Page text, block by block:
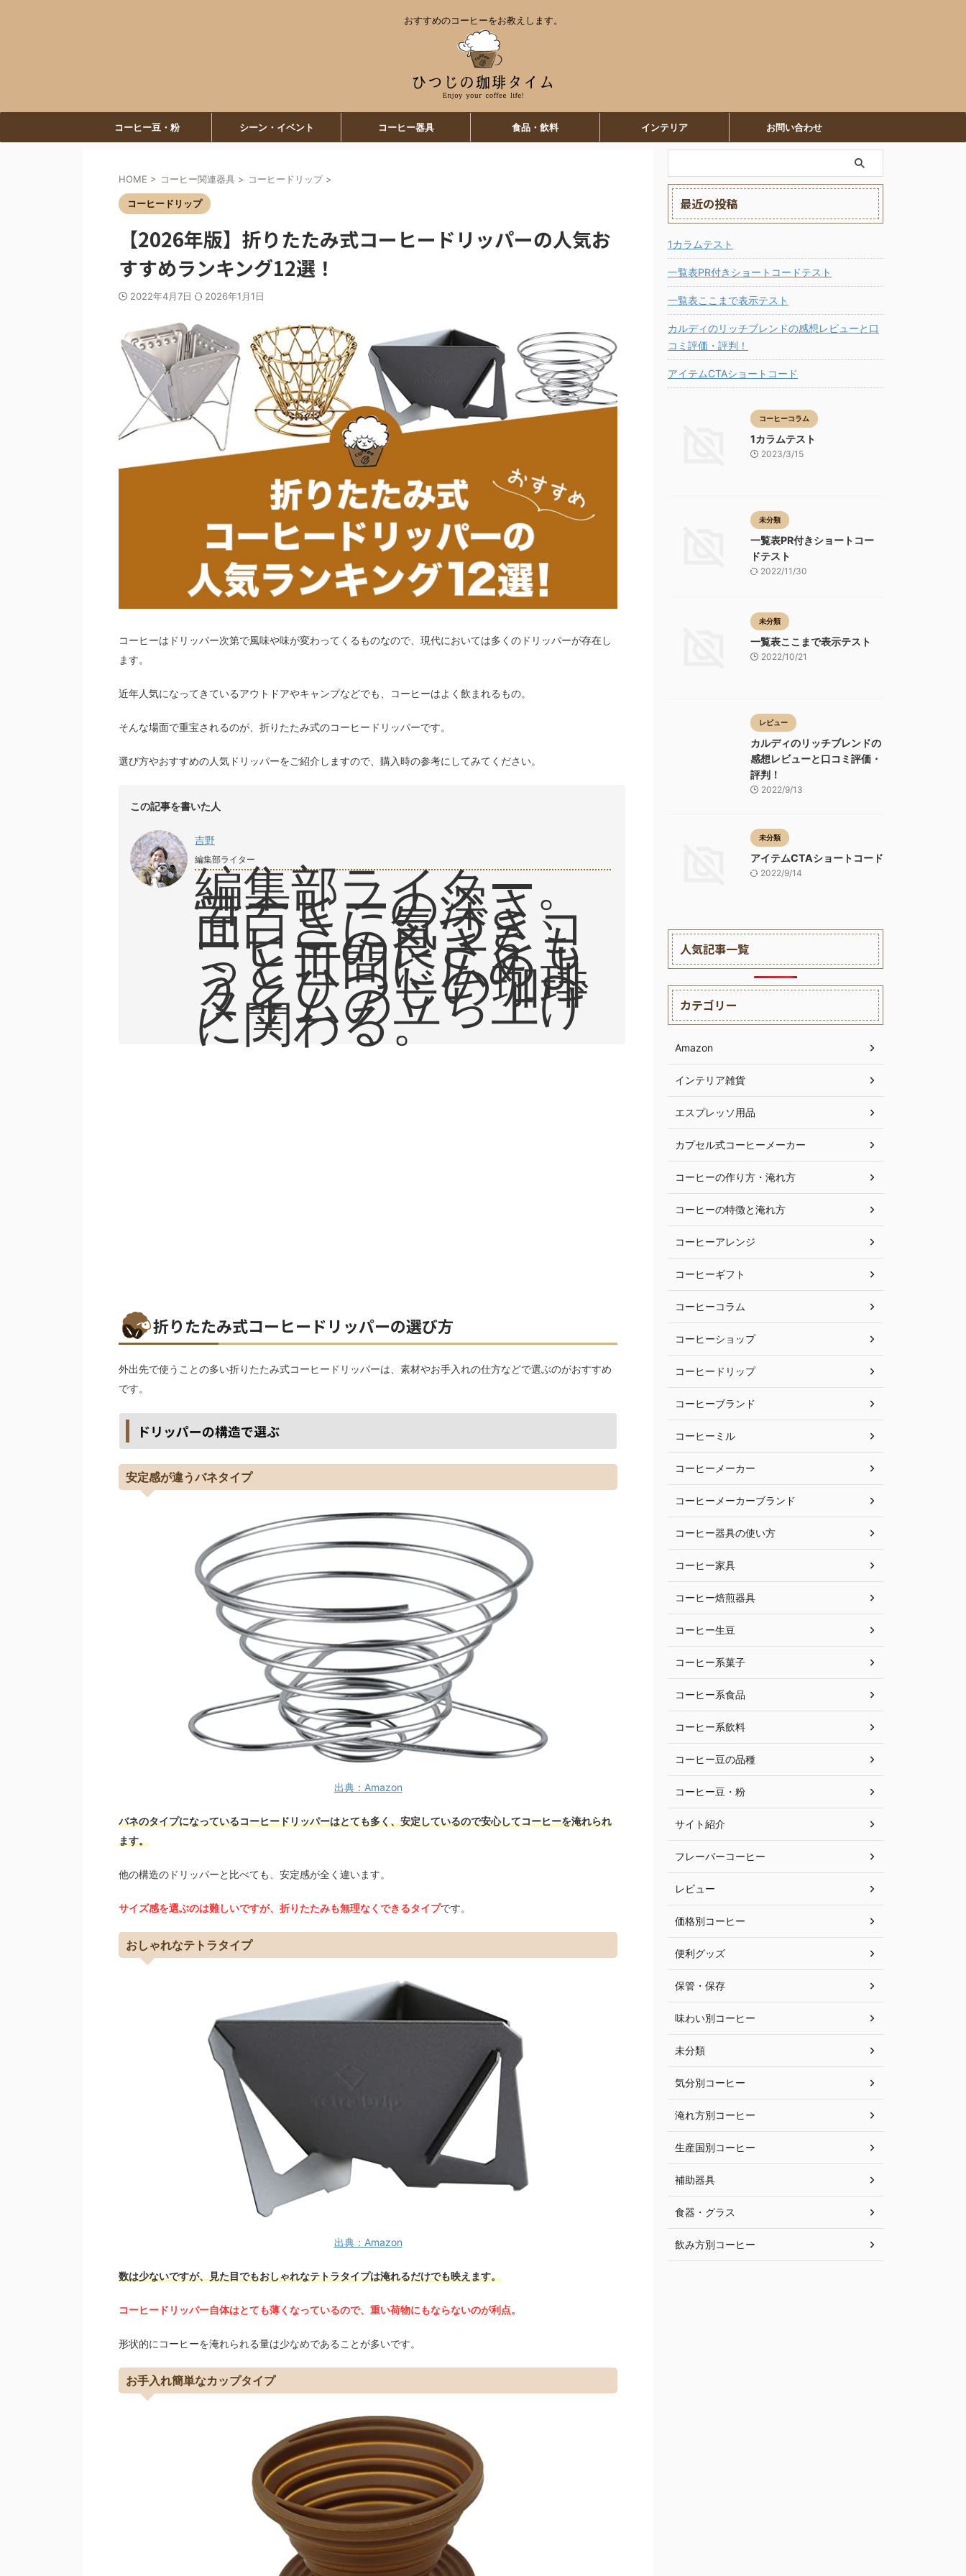
おすすめのコーヒーをお教えします。
コーヒー豆・粉 シーン・イベント コーヒー器具 食品・飲料 インテリア お問い合わせ
HOME > コーヒー関連器具 > コーヒードリップ >
コーヒードリップ
【2026年版】折りたたみ式コーヒードリッパーの人気お
すすめランキング12選！
2022年4月7日 2026年1月1日
コーヒーはドリッパー次第で風味や味が変わってくるものなので、現代においては多くのドリッパーが存在し
ます。
近年人気になってきているアウトドアやキャンプなどでも、コーヒーはよく飲まれるもの。
そんな場面で重宝されるのが、折りたたみ式のコーヒードリッパーです。
選び方やおすすめの人気ドリッパーをご紹介しますので、購入時の参考にしてみてください。
この記事を書いた人
吉野
編集部ライター
編集部ライター。
コーヒーの深さ、
面白さに気づきコ
ーヒーの良さをも
っと世間に広めよ
うとひつじの珈琲
タイムの立ち上げ
に関わる。
折りたたみ式コーヒードリッパーの選び方
外出先で使うことの多い折りたたみ式コーヒードリッパーは、素材やお手入れの仕方などで選ぶのがおすすめ
です。
ドリッパーの構造で選ぶ
安定感が違うバネタイプ
出典：Amazon
バネのタイプになっているコーヒードリッパーはとても多く、安定しているので安心してコーヒーを淹れられ
ます。
他の構造のドリッパーと比べても、安定感が全く違います。
サイズ感を選ぶのは難しいですが、折りたたみも無理なくできるタイプです。
おしゃれなテトラタイプ
出典：Amazon
数は少ないですが、見た目でもおしゃれなテトラタイプは淹れるだけでも映えます。
コーヒードリッパー自体はとても薄くなっているので、重い荷物にもならないのが利点。
形状的にコーヒーを淹れられる量は少なめであることが多いです。
お手入れ簡単なカップタイプ
最近の投稿
1カラムテスト
一覧表PR付きショートコードテスト
一覧表ここまで表示テスト
カルディのリッチブレンドの感想レビューと口
コミ評価・評判！
アイテムCTAショートコード
コーヒーコラム
1カラムテスト
2023/3/15
未分類
一覧表PR付きショートコー
ドテスト
2022/11/30
未分類
一覧表ここまで表示テスト
2022/10/21
レビュー
カルディのリッチブレンドの
感想レビューと口コミ評価・
評判！
2022/9/13
未分類
アイテムCTAショートコード
2022/9/14
人気記事一覧
カテゴリー
Amazon
インテリア雑貨
エスプレッソ用品
カプセル式コーヒーメーカー
コーヒーの作り方・淹れ方
コーヒーの特徴と淹れ方
コーヒーアレンジ
コーヒーギフト
コーヒーコラム
コーヒーショップ
コーヒードリップ
コーヒーブランド
コーヒーミル
コーヒーメーカー
コーヒーメーカーブランド
コーヒー器具の使い方
コーヒー家具
コーヒー焙煎器具
コーヒー生豆
コーヒー系菓子
コーヒー系食品
コーヒー系飲料
コーヒー豆の品種
コーヒー豆・粉
サイト紹介
フレーバーコーヒー
レビュー
価格別コーヒー
便利グッズ
保管・保存
味わい別コーヒー
未分類
気分別コーヒー
淹れ方別コーヒー
生産国別コーヒー
補助器具
食器・グラス
飲み方別コーヒー